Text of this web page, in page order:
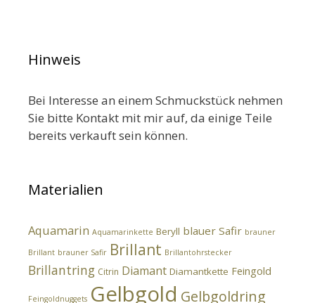
Hinweis
Bei Interesse an einem Schmuckstück nehmen
Sie bitte Kontakt mit mir auf, da einige Teile
bereits verkauft sein können.
Materialien
Aquamarin Aquamarinkette Beryll blauer Safir brauner
Brillant brauner Safir Brillant Brillantohrstecker
Brillantring Citrin Diamant Diamantkette Feingold
Feingoldnuggets Gelbgold Gelbgoldring